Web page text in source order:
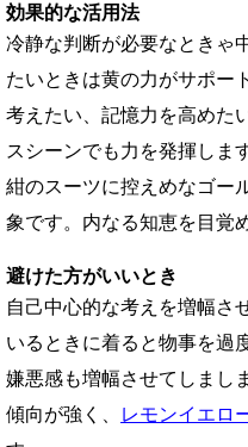
効果的な活用法
冷静な判断が必要なときゃ
たいときは黄の力がサポー
考えたい、記憶力を高めた
スシーンでも力を発揮しま
紺のスーツに控えめなゴー
象です。内なる知恵を目覚
避けた方がいいとき
自己中心的な考えを増幅さ
いるときに着ると物事を過
嫌悪感も増幅させてしまし
傾向が強く、
レモンイエロ